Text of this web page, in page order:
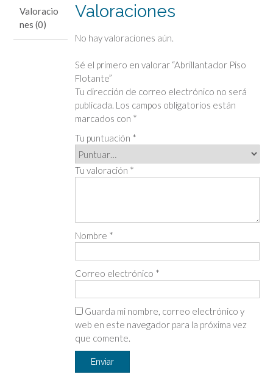
Valoracio
nes (0)
Valoraciones
No hay valoraciones aún.
Sé el primero en valorar “Abrillantador Piso
Flotante”
Tu dirección de correo electrónico no será
publicada. Los campos obligatorios están
marcados con *
Tu puntuación *
Tu valoración *
Nombre *
Correo electrónico *
Guarda mi nombre, correo electrónico y
web en este navegador para la próxima vez
que comente.